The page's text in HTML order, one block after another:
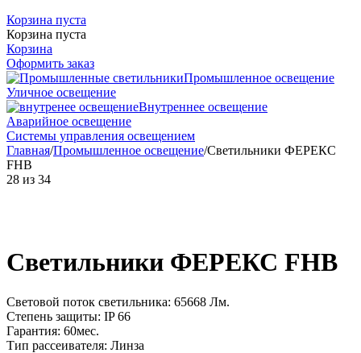
Корзина пуста
Корзина пуста
Корзина
Оформить заказ
Промышленное освещение
Уличное освещение
Внутреннее освещение
Аварийное освещение
Системы управления освещением
Главная/Промышленное освещение/Светильники ФЕРЕКС
FHB
28 из 34
Светильники ФЕРЕКС FHB
Световой поток светильника: 65668 Лм.
Степень защиты: IP 66
Гарантия: 60мес.
Тип рассеивателя: Линза